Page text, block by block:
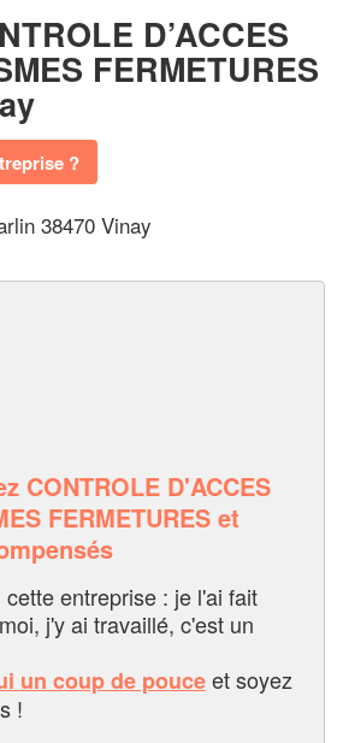
D’ACCES
FERMETURES
?
38470 Vinay
CONTROLE D'ACCES
FERMETURES et
entreprise : je l'ai fait
j'y ai travaillé, c'est un
un coup de pouceet soyez
!